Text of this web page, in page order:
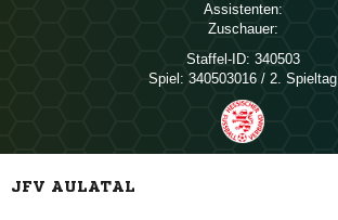
Assistenten:
Zuschauer:
Staffel-ID: 340503
Spiel: 340503016 / 2. Spieltag
JFV AULATAL